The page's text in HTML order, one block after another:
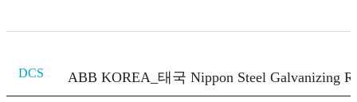
DCS ABB KOREA_태국 Nippon Steel Galvanizing